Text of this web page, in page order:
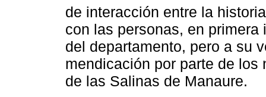
de interacción entre la
con las personas, en
del departamento, pero a su
mendicación por parte de
de las Salinas de Manaure.